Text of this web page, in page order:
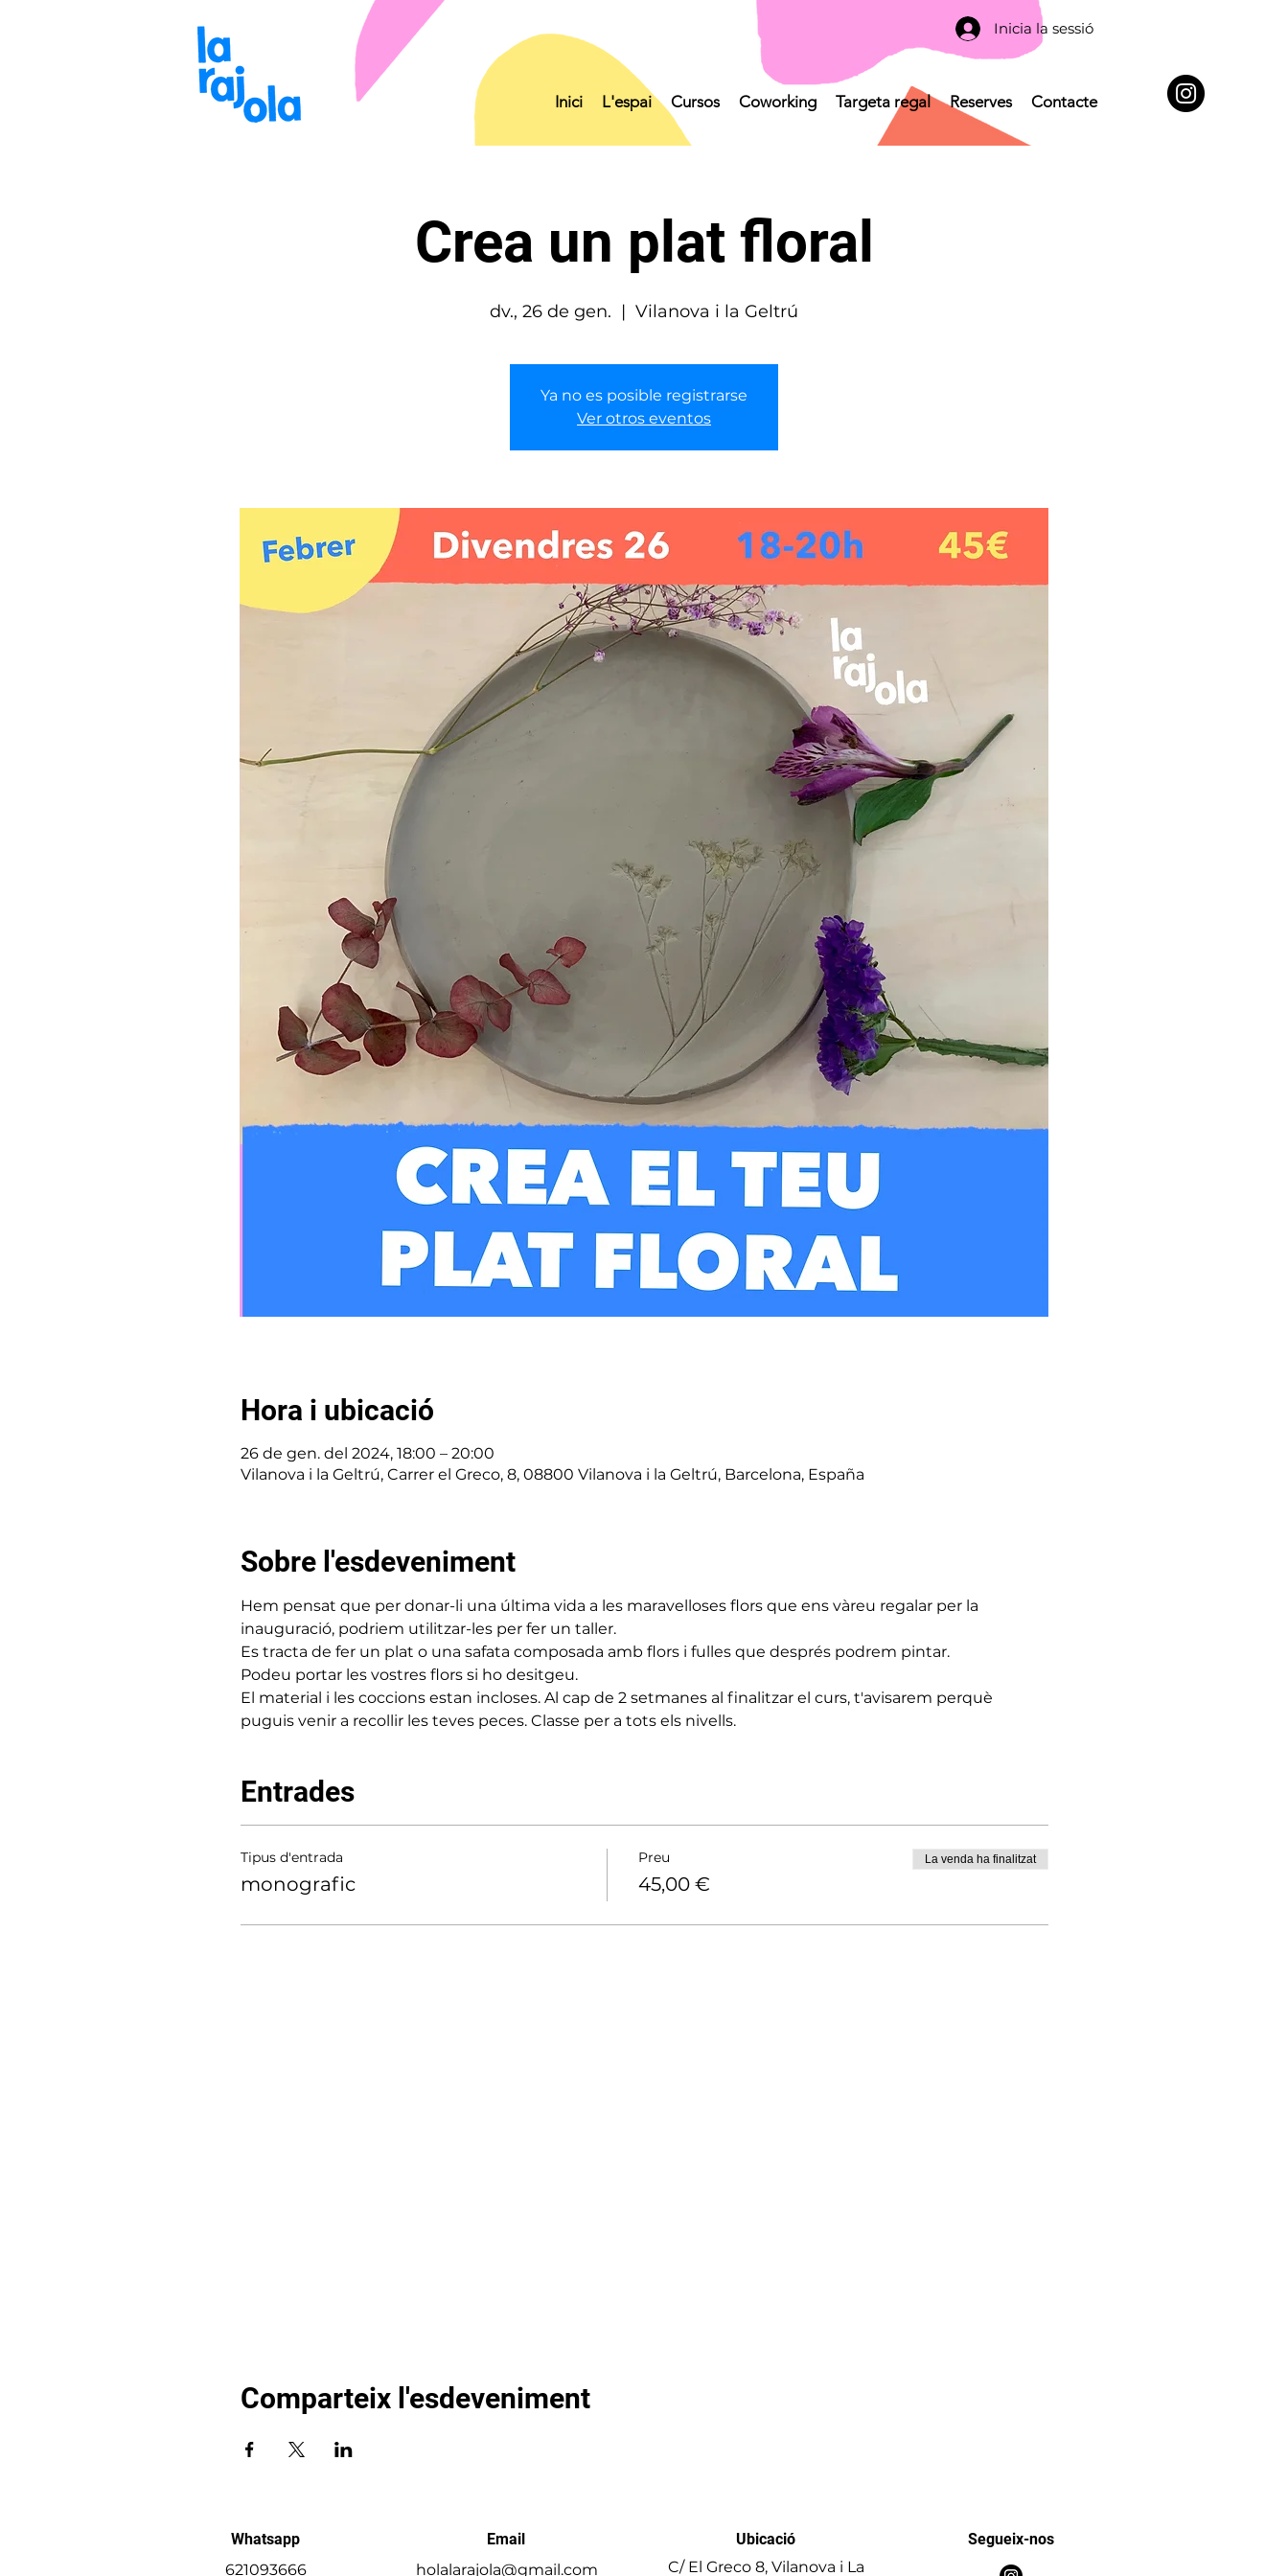
Inici L'espai Cursos Coworking Targeta regal Reserves Contacte
Inicia la sessió
Crea un plat floral
dv., 26 de gen.
  |
Vilanova i la Geltrú
Ya no es posible registrarse
Ver otros eventos
Hora i ubicació
26 de gen. del 2024, 18:00 – 20:00
Vilanova i la Geltrú, Carrer el Greco, 8, 08800 Vilanova i la Geltrú, Barcelona, España
Sobre l'esdeveniment
Hem pensat que per donar-li una última vida a les maravelloses flors que ens vàreu regalar per la
inauguració, podriem utilitzar-les per fer un taller.
Es tracta de fer un plat o una safata composada amb flors i fulles que després podrem pintar.
Podeu portar les vostres flors si ho desitgeu.
El material i les coccions estan incloses. Al cap de 2 setmanes al finalitzar el curs, t'avisarem perquè
puguis venir a recollir les teves peces. Classe per a tots els nivells.
Entrades
Tipus d'entrada
monografic
Preu
45,00 €
La venda ha finalitzat
Comparteix l'esdeveniment
Whatsapp
621093666
Email
holalarajola@gmail.com
Ubicació
C/ El Greco 8, Vilanova i La
Segueix-nos